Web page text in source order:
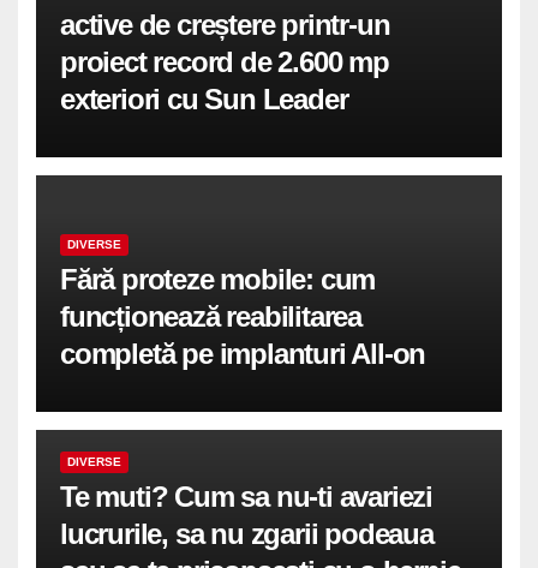
active de creștere printr-un
proiect record de 2.600 mp
exteriori cu Sun Leader
DIVERSE
Fără proteze mobile: cum
funcționează reabilitarea
completă pe implanturi All-on
DIVERSE
Te muti? Cum sa nu-ti avariezi
lucrurile, sa nu zgarii podeaua